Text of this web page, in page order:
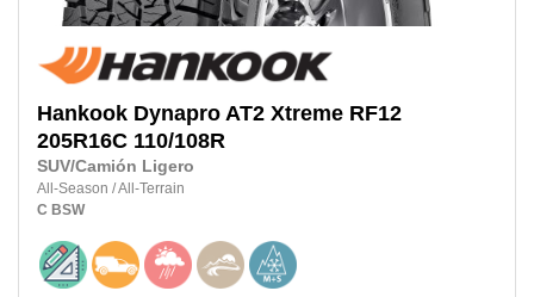
Hankook Dynapro AT2 Xtreme RF12
205R16C 110/108R
SUV/Camión Ligero
All-Season /All-Terrain
C BSW